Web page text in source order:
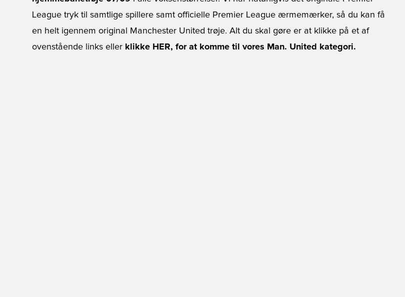
League tryk til samtlige spillere samt officielle Premier League ærmemærker, så du kan få
en helt igennem original Manchester United trøje. Alt du skal gøre er at klikke på et af
ovenstående links eller klikke HER, for at komme til vores Man. United kategori.